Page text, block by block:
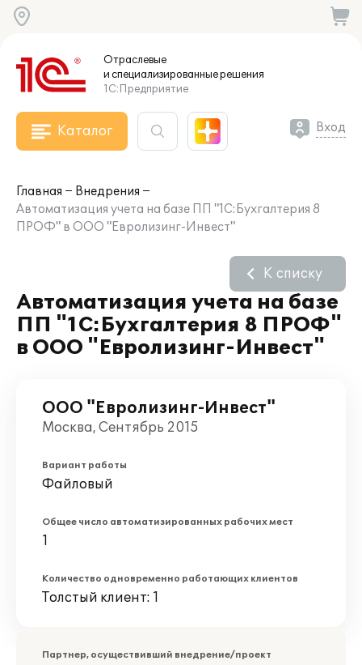
Отраслевые
и специализированныерешения
1С:Предприятие
Каталог Вход
Главная
Внедрения
Автоматизация учета на базе ПП "1С:Бухгалтерия 8
ПРОФ" в ООО "Евролизинг-Инвест"
Автоматизация учета на базе
ПП "1С:Бухгалтерия 8 ПРОФ"
в ООО "Евролизинг-Инвест"
К списку
ООО "Евролизинг-Инвест"
Москва, Сентябрь 2015
Вариант работы
Файловый
Общее число автоматизированных рабочих мест
1
Количество одновременно работающих клиентов
Толстый клиент: 1
Партнер, осуществивший внедрение/проект